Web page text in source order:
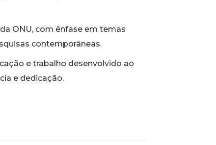
ONU, com ênfase em temas
contemporâneas.
e trabalho desenvolvido ao
e dedicação.